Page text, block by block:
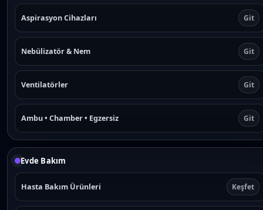
Aspirasyon Cihazları Git
Nebülizatör & Nem Git
Ventilatörler Git
Ambu • Chamber • Egzersiz Git
Evde Bakım
Hasta Bakım Ürünleri Keşfet